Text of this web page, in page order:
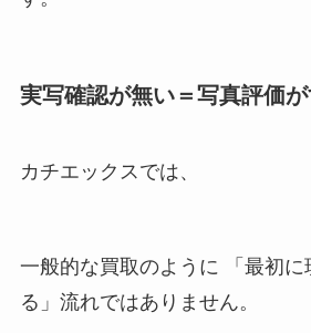
実写確認が無い＝写真評価
カチエックスでは、
一般的な買取のように 「最初に
る」流れではありません。